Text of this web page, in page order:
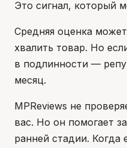
Это сигнал, который
Средняя оценка
хвалить товар. Но
в подлинности —
месяц.
MPReviews не
вас. Но он помогает
ранней стадии. Когда